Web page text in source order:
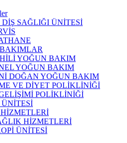
SAĞLIĞI ÜNİTESİ
YOĞUN BAKIM
YOĞUN BAKIM
DOĞAN YOĞUN BAKIM
VE DİYET POLİKLİNİĞİ
POLİKLİNİĞİ
HİZMETLERİ
ÜNİTESİ